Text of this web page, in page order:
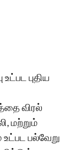
புதிய
விரல்
மற்றும்
உட்பட பல்வேறு